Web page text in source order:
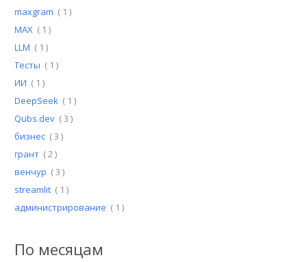
maxgram ( 1 )
MAX ( 1 )
LLM ( 1 )
Тесты ( 1 )
ИИ ( 1 )
DeepSeek ( 1 )
Qubs.dev ( 3 )
бизнес ( 3 )
грант ( 2 )
венчур ( 3 )
streamlit ( 1 )
администрирование ( 1 )
По месяцам